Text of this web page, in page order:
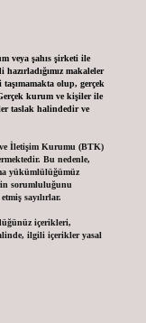
veya şahıs şirketi ile
makaleler
olup, gerçek
kurum ve kişiler ile
taslak halindedir ve
ve İletişim Kurumu (BTK)
Bu nedenle,
yükümlülüğümüz
sorumluluğunu
sayılırlar.
içerikleri,
ilgili içerikler yasal